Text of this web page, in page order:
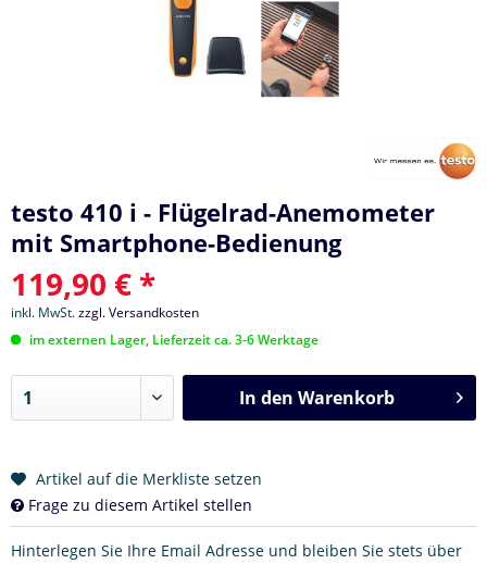
testo 410 i - Flügelrad-Anemometer
mit Smartphone-Bedienung
119,90 € *
inkl. MwSt.zzgl. Versandkosten
im externen Lager, Lieferzeit ca. 3-6 Werktage
In den Warenkorb
Artikel auf die Merkliste setzen
Frage zu diesem Artikel stellen
Hinterlegen Sie Ihre Email Adresse und bleiben Sie stets über